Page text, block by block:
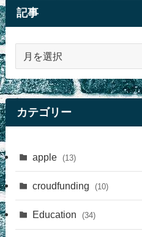
記事
カテゴリー
apple (13)
croudfunding (10)
Education (34)